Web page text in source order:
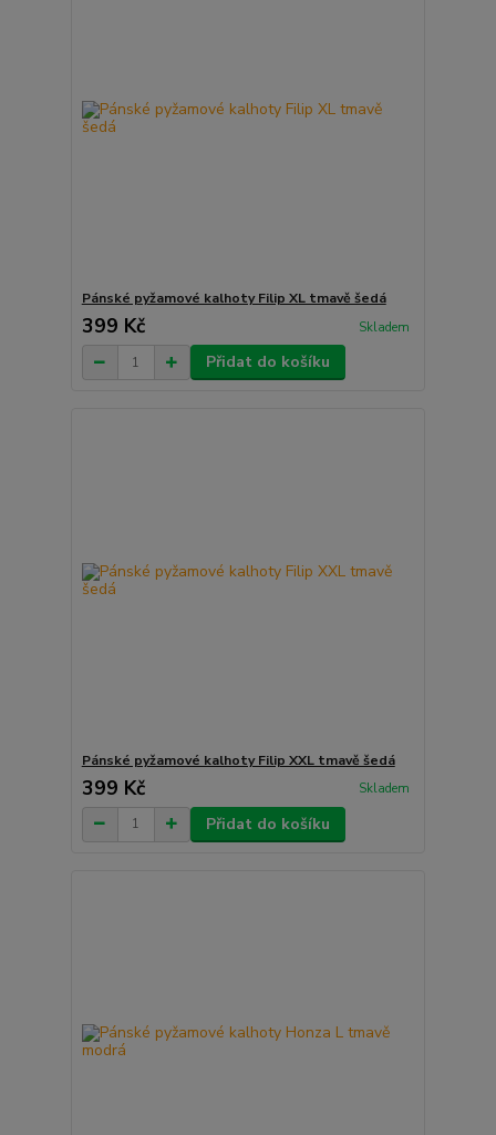
Pánské pyžamové kalhoty Filip XL tmavě šedá
399 Kč Skladem
Přidat do košíku
Pánské pyžamové kalhoty Filip XXL tmavě šedá
399 Kč Skladem
Přidat do košíku